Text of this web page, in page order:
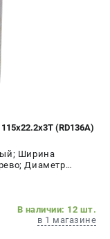
(RD136A)
Ширина
Диаметр
В наличии: 12 шт.
в 1 магазине